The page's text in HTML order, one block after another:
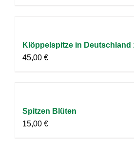
Klöppelspitze in Deutschland
45,00 €
Spitzen Blüten
15,00 €